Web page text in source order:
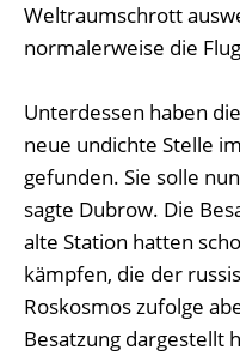
Weltraumschrott
normalerweise die
Unterdessen haben
neue undichte Stelle
gefunden. Sie solle
sagte Dubrow. Die
alte Station hatten
kämpfen, die der
Roskosmos zufolge
Besatzung dargestellt